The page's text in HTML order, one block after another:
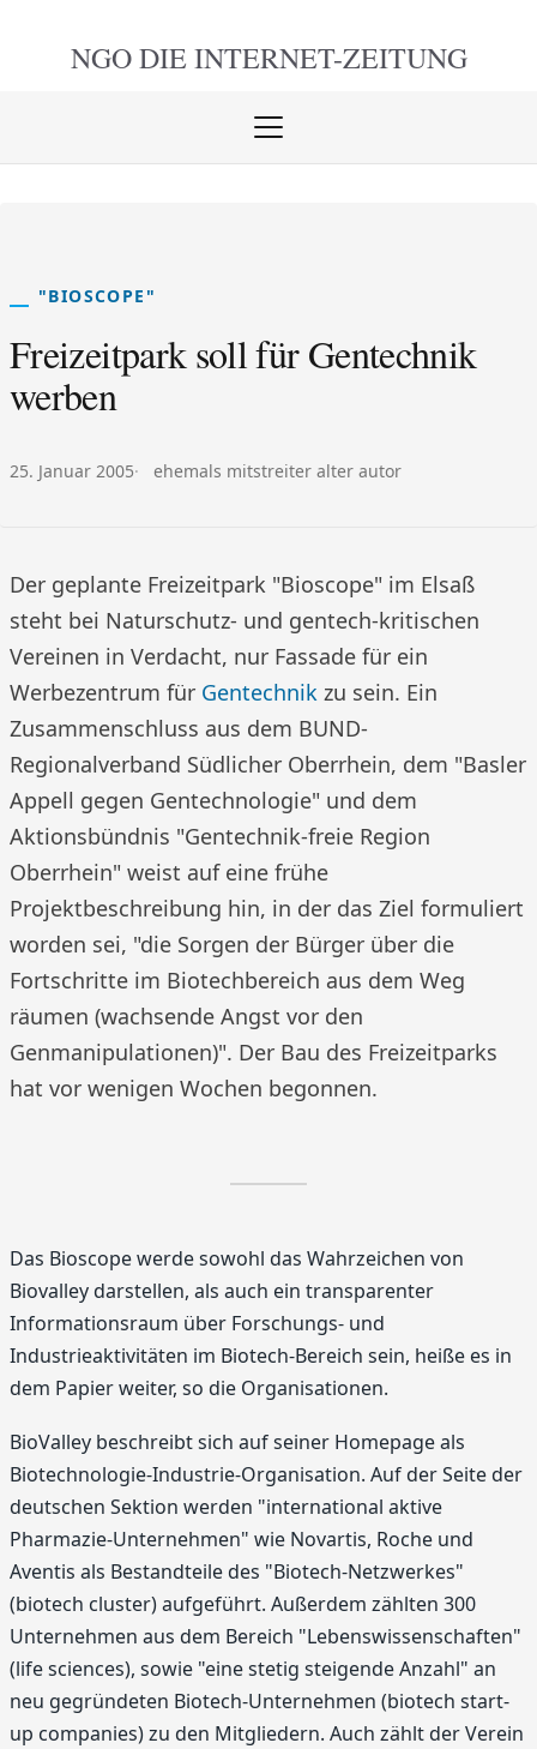
NGO DIE INTERNET-ZEITUNG
Menü
"BIOSCOPE"
Freizeitpark soll für Gentechnik
werben
Veröffentlicht am:
25. Januar 2005 Autor:
ehemals mitstreiter alter autor
Der geplante Freizeitpark "Bioscope" im Elsaß
steht bei Naturschutz- und gentech-kritischen
Vereinen in Verdacht, nur Fassade für ein
Werbezentrum für Gentechnik zu sein. Ein
Zusammenschluss aus dem BUND-
Regionalverband Südlicher Oberrhein, dem "Basler
Appell gegen Gentechnologie" und dem
Aktionsbündnis "Gentechnik-freie Region
Oberrhein" weist auf eine frühe
Projektbeschreibung hin, in der das Ziel formuliert
worden sei, "die Sorgen der Bürger über die
Fortschritte im Biotechbereich aus dem Weg
räumen (wachsende Angst vor den
Genmanipulationen)". Der Bau des Freizeitparks
hat vor wenigen Wochen begonnen.
Das Bioscope werde sowohl das Wahrzeichen von
Biovalley darstellen, als auch ein transparenter
Informationsraum über Forschungs- und
Industrieaktivitäten im Biotech-Bereich sein, heiße es in
dem Papier weiter, so die Organisationen.
BioValley beschreibt sich auf seiner Homepage als
Biotechnologie-Industrie-Organisation. Auf der Seite der
deutschen Sektion werden "international aktive
Pharmazie-Unternehmen" wie Novartis, Roche und
Aventis als Bestandteile des "Biotech-Netzwerkes"
(biotech cluster) aufgeführt. Außerdem zählten 300
Unternehmen aus dem Bereich "Lebenswissenschaften"
(life sciences), sowie "eine stetig steigende Anzahl" an
neu gegründeten Biotech-Unternehmen (biotech start-
up companies) zu den Mitgliedern. Auch zählt der Verein